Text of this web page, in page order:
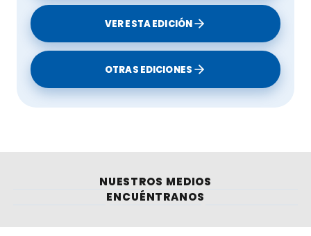
VER ESTA EDICIÓN
OTRAS EDICIONES
NUESTROS MEDIOS
ENCUÉNTRANOS